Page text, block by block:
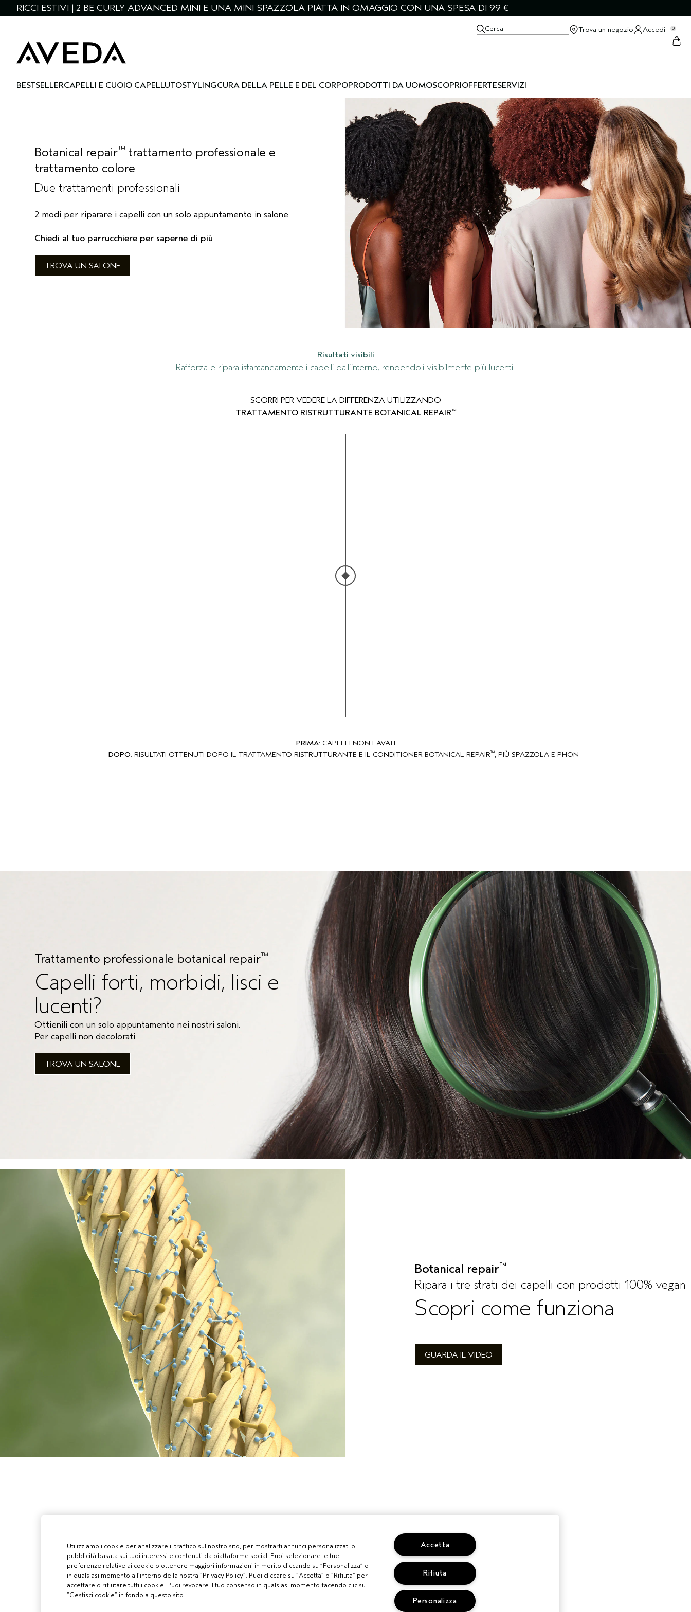
RICCI ESTIVI | 2 BE CURLY ADVANCED MINI E UNA MINI SPAZZOLA PIATTA IN OMAGGIO CON UNA SPESA DI 99 €
Cerca Trova un negozio Accedi 0
BESTSELLERCAPELLI E CUOIO CAPELLUTOSTYLINGCURA DELLA PELLE E DEL CORPOPRODOTTI DA UOMOSCOPRIOFFERTESERVIZI
Botanical repair™ trattamento professionale e
trattamento colore
Due trattamenti professionali
2 modi per riparare i capelli con un solo appuntamento in salone
Chiedi al tuo parrucchiere per saperne di più
TROVA UN SALONE
Risultati visibili
Rafforza e ripara istantaneamente i capelli dall’interno, rendendoli visibilmente più lucenti.
SCORRI PER VEDERE LA DIFFERENZA UTILIZZANDO
TRATTAMENTO RISTRUTTURANTE BOTANICAL REPAIR™
PRIMA: CAPELLI NON LAVATI
DOPO: RISULTATI OTTENUTI DOPO IL TRATTAMENTO RISTRUTTURANTE E IL CONDITIONER BOTANICAL REPAIR™, PIÙ SPAZZOLA E PHON
Trattamento professionale botanical repair™
Capelli forti, morbidi, lisci e
lucenti?
Ottienili con un solo appuntamento nei nostri saloni.
Per capelli non decolorati.
TROVA UN SALONE
Botanical repair™
Ripara i tre strati dei capelli con prodotti 100% vegan
Scopri come funziona
GUARDA IL VIDEO
Utilizziamo i cookie per analizzare il traffico sul nostro sito, per mostrarti annunci personalizzati o
pubblicità basata sui tuoi interessi e contenuti da piattaforme social. Puoi selezionare le tue
preferenze relative ai cookie o ottenere maggiori informazioni in merito cliccando su “Personalizza” o
in qualsiasi momento all’interno della nostra “Privacy Policy”. Puoi cliccare su “Accetta” o “Rifiuta” per
accettare o rifiutare tutti i cookie. Puoi revocare il tuo consenso in qualsiasi momento facendo clic su
“Gestisci cookie” in fondo a questo sito.
Accetta
Rifiuta
Personalizza